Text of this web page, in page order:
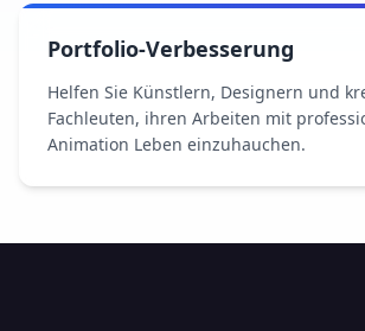
Portfolio-Verbesserung
Helfen Sie Künstlern, Designern und
Fachleuten, ihren Arbeiten mit
Animation Leben einzuhauchen.